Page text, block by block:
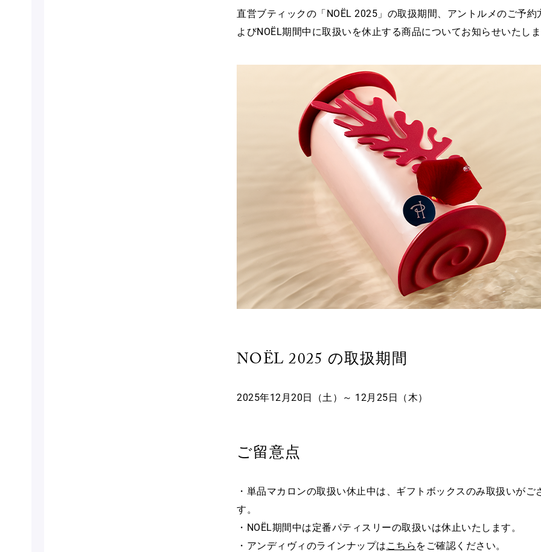
直営ブティックの「NOËL 2025」の取扱期間、アントルメのご予約
よびNOËL期間中に取扱いを休止する商品についてお知らせいたしま
NOËL 2025 の取扱期間
2025年12月20日（土）～ 12月25日（木）
ご留意点
・単品マカロンの取扱い休止中は、ギフトボックスのみ取扱いがご
す。
・NOËL期間中は定番パティスリーの取扱いは休止いたします。
・アンディヴィのラインナップはこちらをご確認ください。